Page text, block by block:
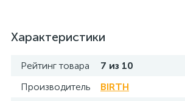
Характеристики
Рейтинг товара
7 из 10
Производитель
BIRTH